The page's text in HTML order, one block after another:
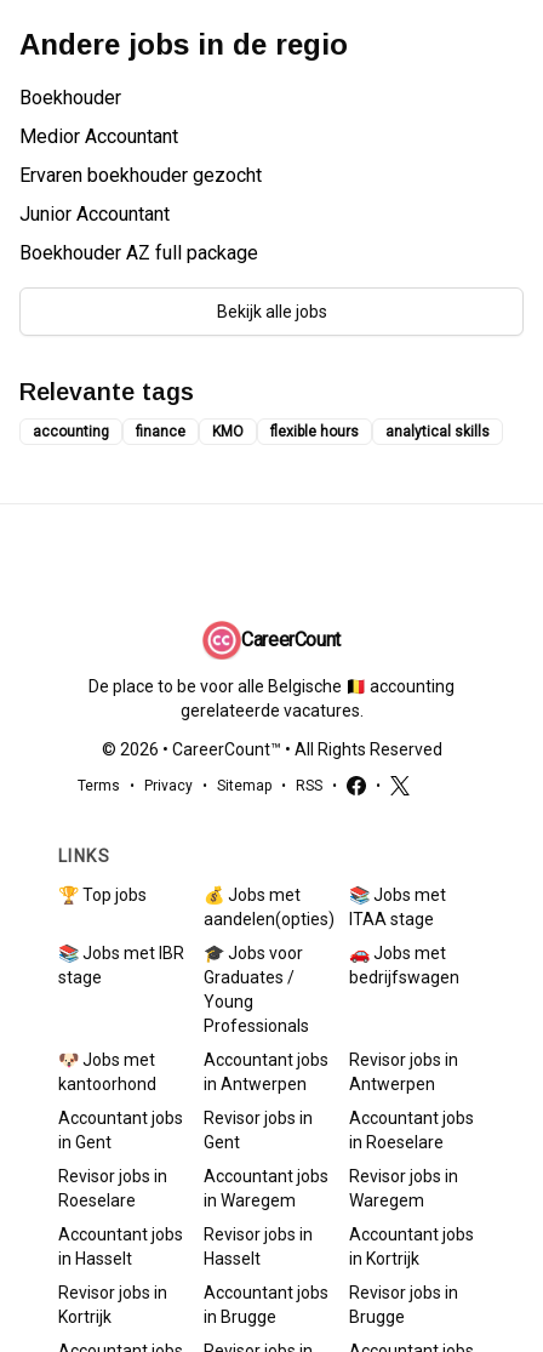
Andere jobs in de regio
Boekhouder
Medior Accountant
Ervaren boekhouder gezocht
Junior Accountant
Boekhouder AZ full package
Bekijk alle jobs
Relevante tags
accounting finance KMO flexible hours analytical skills
CareerCount
De place to be voor alle Belgische 🇧🇪 accounting
gerelateerde vacatures.
© 2026 • CareerCount™ • All Rights Reserved
Terms • Privacy • Sitemap • RSS • •
LINKS
🏆 Top jobs
💰 Jobs met
aandelen(opties)
📚 Jobs met
ITAA stage
📚 Jobs met IBR
stage
🎓 Jobs voor
Graduates /
Young
Professionals
🚗 Jobs met
bedrijfswagen
🐶 Jobs met
kantoorhond
Accountantjobs
in Antwerpen
Revisorjobs in
Antwerpen
Accountantjobs
in Gent
Revisorjobs in
Gent
Accountantjobs
in Roeselare
Revisorjobs in
Roeselare
Accountantjobs
in Waregem
Revisorjobs in
Waregem
Accountantjobs
in Hasselt
Revisorjobs in
Hasselt
Accountantjobs
in Kortrijk
Revisorjobs in
Kortrijk
Accountantjobs
in Brugge
Revisorjobs in
Brugge